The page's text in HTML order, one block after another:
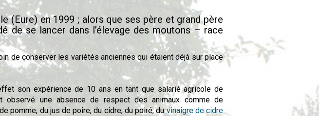
(Eure) en 1999 ; alors que ses père et grand père
de se lancer dans l’élevage des moutons – race
de conserver les variétés anciennes qui étaient déjà sur place
son expérience de 10 ans en tant que salarié agricole de
une absence de respect des animaux comme de
pomme, du jus de poire, du cidre, du poiré, duvinaigre de cidre